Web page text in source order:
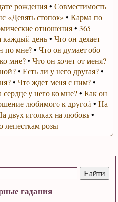
гадания
рождения• Совместимость
«Девять стопок» • Карма по
отношения•365
каждый день• Что он делает
по мне?•Что он думает обо
мне?• Что он хочет от меня?
•Есть ли у него другая?•
•Что ждет меня с ним?•
сердце у него ко мне?• Как он
любимого к другой • На
двух иголках на любовь•
лепесткам розы